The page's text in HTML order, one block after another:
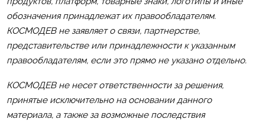
обозначения принадлежат их правообладателям.
КОСМОДЕВ не заявляет о связи, партнерстве,
представительстве или принадлежности к указанным
правообладателям, если это прямо не указано отдельно.
КОСМОДЕВ не несет ответственности за решения,
принятые исключительно на основании данного
материала, а также за возможные последствия